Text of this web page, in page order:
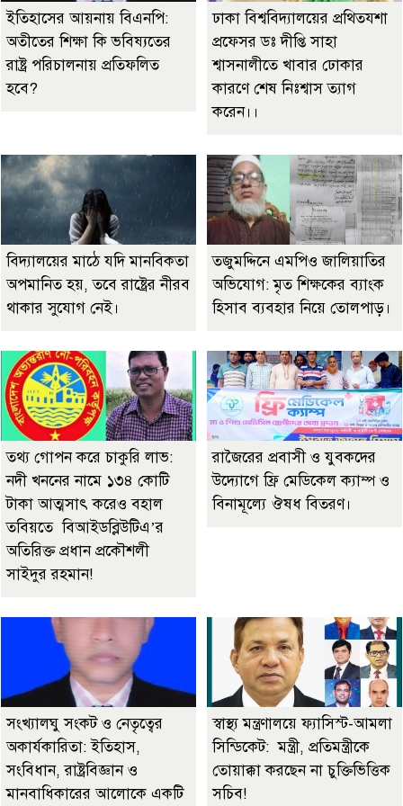
ইতিহাসের আয়নায় বিএনপি:
অতীতের শিক্ষা কি ভবিষ্যতের
রাষ্ট্র পরিচালনায় প্রতিফলিত
হবে?
ঢাকা বিশ্ববিদ্যালয়ের প্রথিতযশা
প্রফেসর ডঃ দীপ্তি সাহা
শ্বাসনালীতে খাবার ঢোকার
কারণে শেষ নিঃশ্বাস ত্যাগ
করেন।।
বিদ্যালয়ের মাঠে যদি মানবিকতা
অপমানিত হয়, তবে রাষ্ট্রের নীরব
থাকার সুযোগ নেই।
তজুমদ্দিনে এমপিও জালিয়াতির
অভিযোগ: মৃত শিক্ষকের ব্যাংক
হিসাব ব্যবহার নিয়ে তোলপাড়।
তথ্য গোপন করে চাকুরি লাভ:
নদী খননের নামে ১৩৪ কোটি
টাকা আত্মসাৎ করেও বহাল
তবিয়তে বিআইডব্লিউটিএ’র
অতিরিক্ত প্রধান প্রকৌশলী
সাইদুর রহমান!
রাজৈরের‌ প্রবাসী ও যুবকদের
উদ্যোগে ফ্রি মেডিকেল ক্যাম্প ও
বিনামূল্যে ঔষধ বিতরণ।
সংখ্যালঘু সংকট ও নেতৃত্বের
অকার্যকারিতা: ইতিহাস,
সংবিধান, রাষ্ট্রবিজ্ঞান ও
মানবাধিকারের আলোকে একটি
স্বাস্থ্য মন্ত্রণালয়ে ফ্যাসিস্ট-আমলা
সিন্ডিকেট: মন্ত্রী, প্রতিমন্ত্রীকে
তোয়াক্কা করছেন না চুক্তিভিত্তিক
সচিব!